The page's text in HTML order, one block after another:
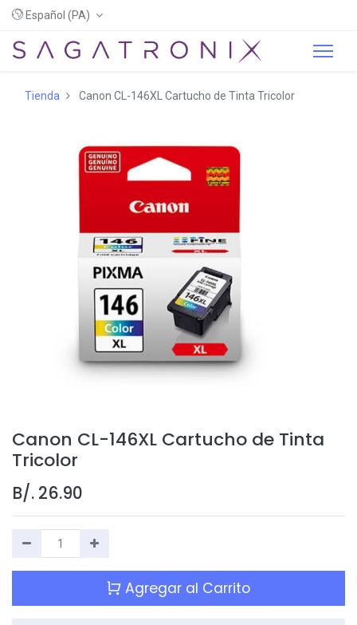
Español (PA)
Tienda Canon CL-146XL Cartucho de Tinta Tricolor
Canon CL-146XL Cartucho de Tinta
Tricolor
B/. 26.90
Agregar al Carrito